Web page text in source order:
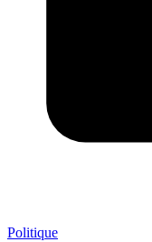
Politique